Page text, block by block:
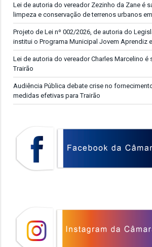
Lei de autoria do vereador Zezinho da Zane é
limpeza e conservação de terrenos urbanos
Projeto de Lei nº 002/2026, de autoria do
institui o Programa Municipal Jovem Aprendiz
Lei de autoria do vereador Charles Marcelino é
Trairão
Audiência Pública debate crise no
medidas efetivas para Trairão